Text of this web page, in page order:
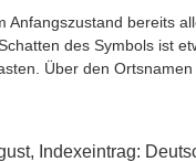
Anfangszustand bereits
des Symbols ist
Über den
Indexeintrag: